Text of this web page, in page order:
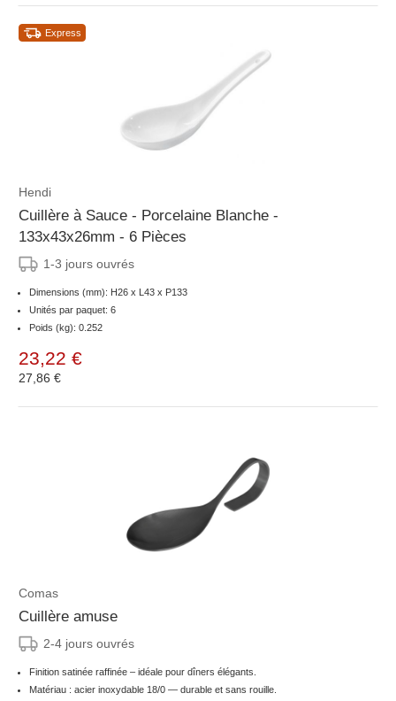
Express
Hendi
Cuillère à Sauce - Porcelaine Blanche -
133x43x26mm - 6 Pièces
1-3 jours ouvrés
Dimensions (mm): H26 x L43 x P133
Unités par paquet: 6
Poids (kg): 0.252
23,22 €
27,86 €
Comas
Cuillère amuse
2-4 jours ouvrés
Finition satinée raffinée – idéale pour dîners élégants.
Matériau : acier inoxydable 18/0 — durable et sans rouille.